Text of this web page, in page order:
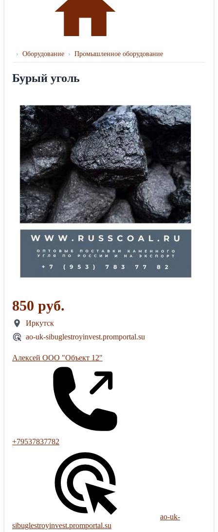
› Оборудование › Промышленное оборудование
Бурый уголь
850 руб.
Иркутск
ao-uk-sibuglestroyinvest.promportal.su
Алексей ООО "Объект 12"
+79537837782
ao-uk-
sibuglestroyinvest.promportal.su